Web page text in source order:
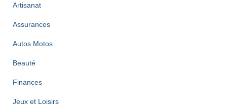
Artisanat
Assurances
Autos Motos
Beauté
Finances
Jeux et Loisirs